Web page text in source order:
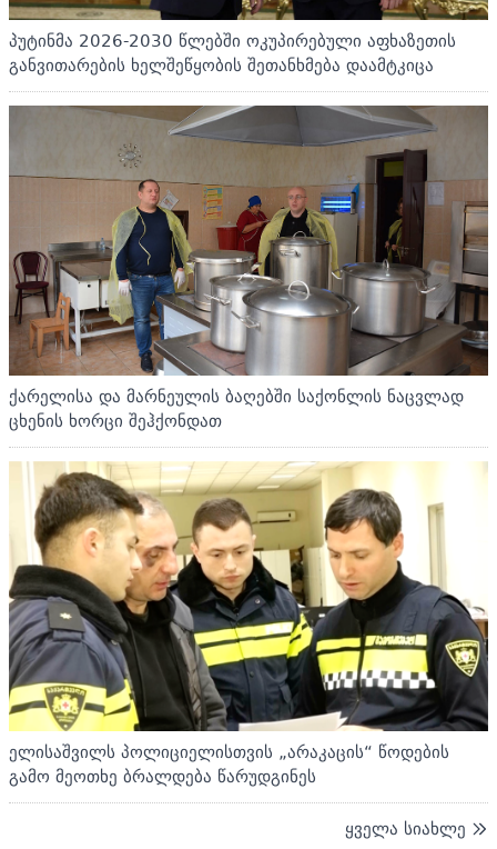
პუტინმა 2026-2030 წლებში ოკუპირებული აფხაზეთის
განვითარების ხელშეწყობის შეთანხმება დაამტკიცა
ქარელისა და მარნეულის ბაღებში საქონლის ნაცვლად
ცხენის ხორცი შეჰქონდათ
ელისაშვილს პოლიციელისთვის „არაკაცის“ წოდების
გამო მეოთხე ბრალდება წარუდგინეს
ყველა სიახლე